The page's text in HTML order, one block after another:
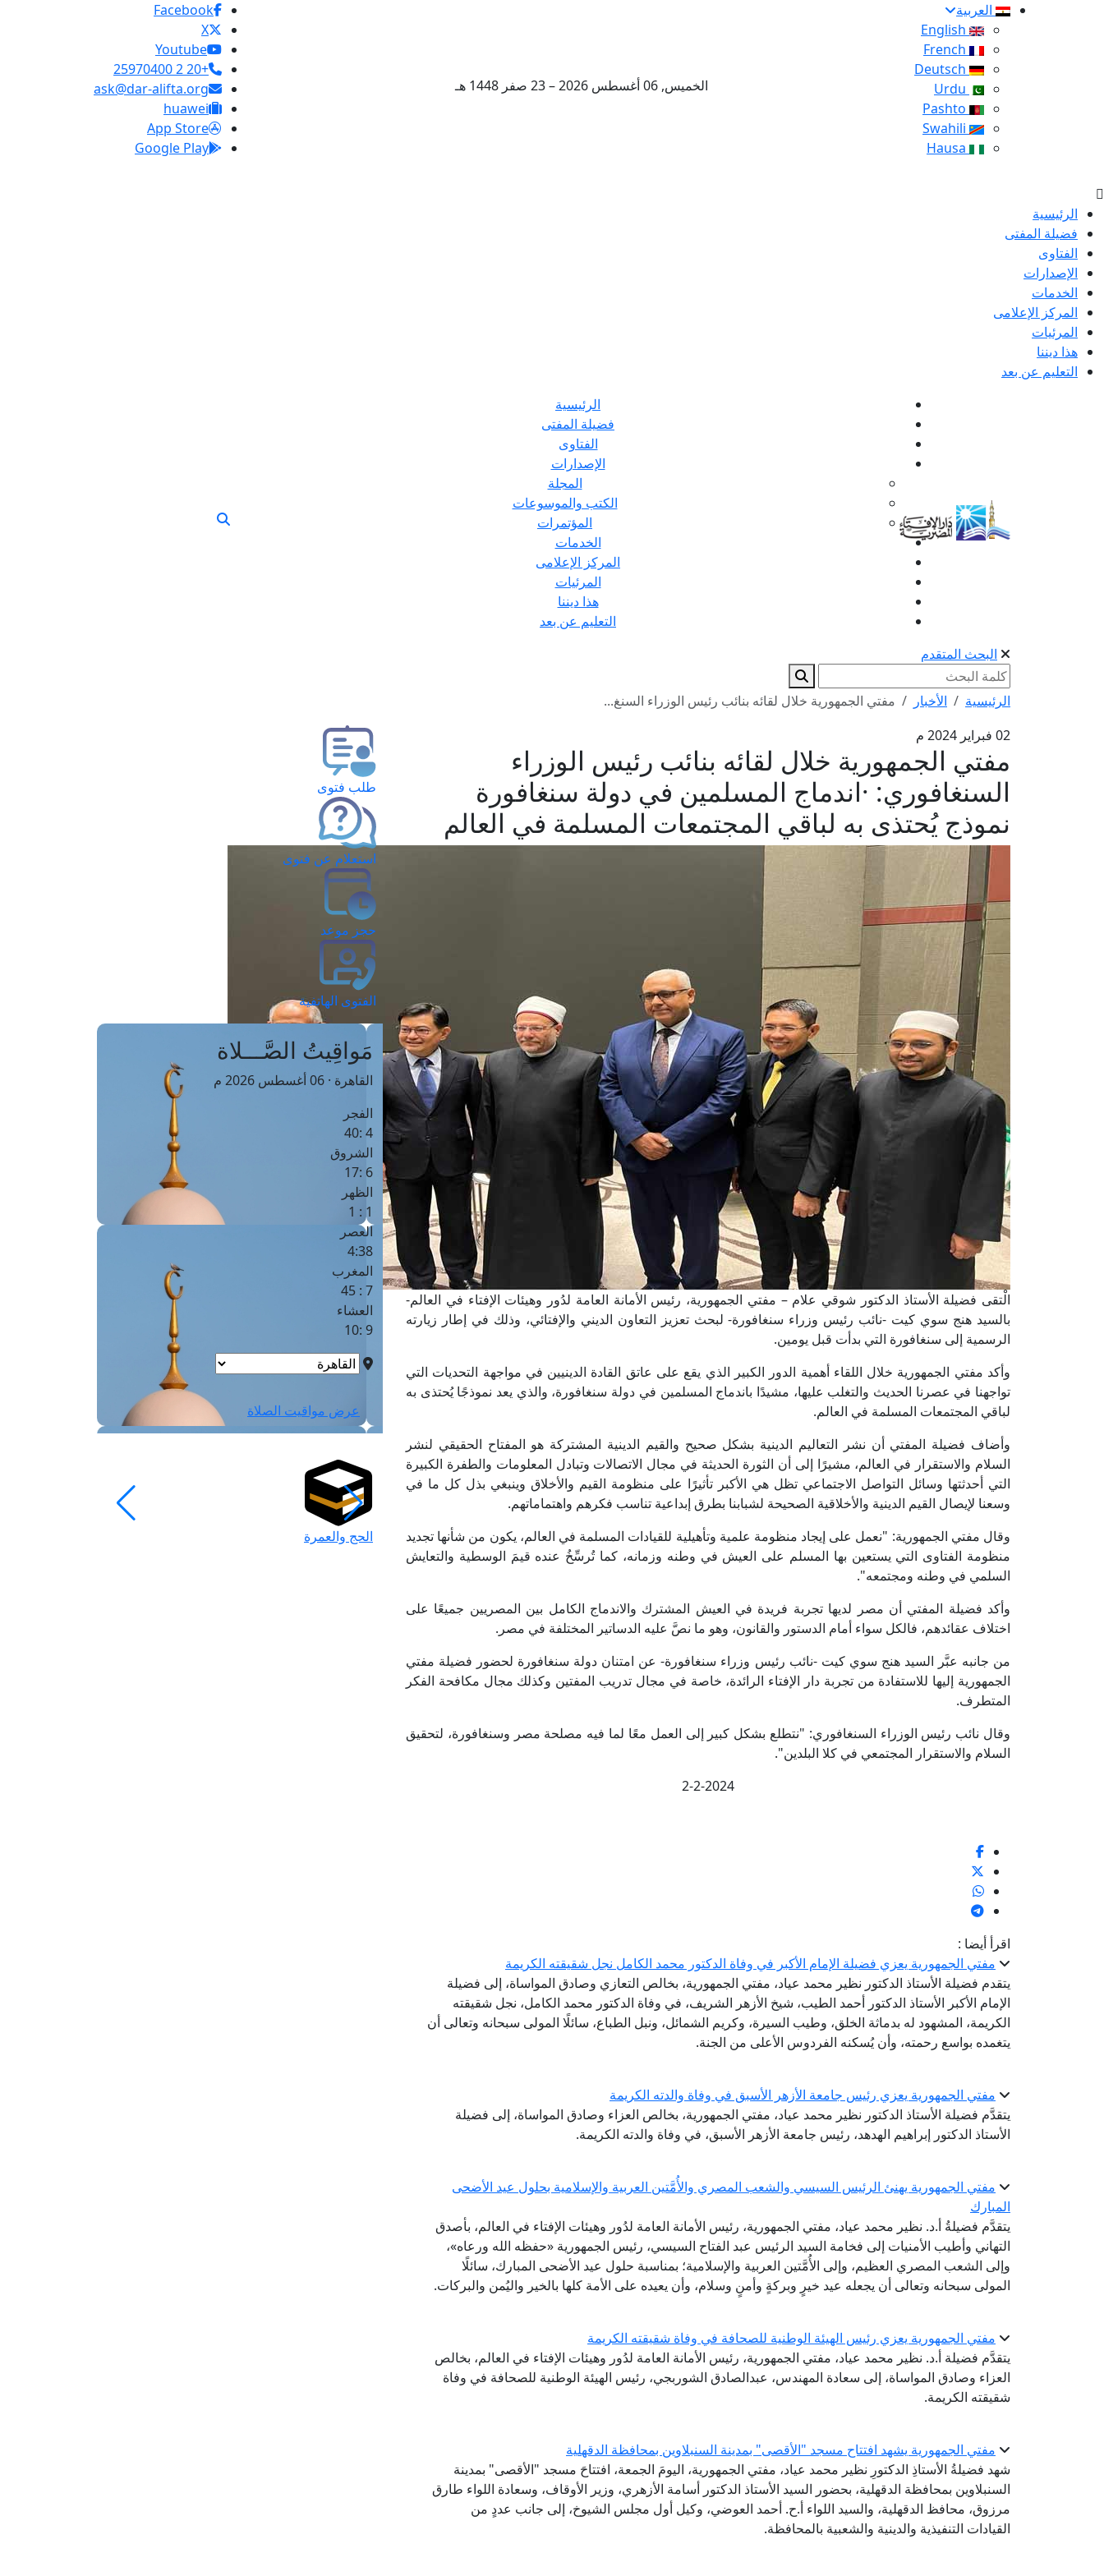
العربية
الخميس, 06 أغسطس 2026 – 23 صفر 1448 هـ
Facebook
X
Youtube
+20 2 25970400
ask@dar-alifta.org
huawei
App Store
Google Play
الرئيسية
فضيلة المفتى
الفتاوى
الإصدارات
الخدمات
المركز الإعلامى
المرئيات
هذا ديننا
التعليم عن بعد
الرئيسية
فضيلة المفتى
الفتاوى
الإصدارات
المجلة
الكتب والموسوعات
المؤتمرات
الخدمات
المركز الإعلامى
المرئيات
هذا ديننا
التعليم عن بعد
البحث المتقدم
الرئيسية الأخبار
مفتي الجمهورية خلال لقائه بنائب رئيس الوزراء السنغ...
02 فبراير 2024 م
مفتي الجمهورية خلال لقائه بنائب رئيس الوزراء
السنغافوري: ·اندماج المسلمين في دولة سنغافورة
نموذج يُحتذى به لباقي المجتمعات المسلمة في العالم
الْتقى فضيلة الأستاذ الدكتور شوقي علام – مفتي الجمهورية، رئيس الأمانة العامة لدُور وهيئات الإفتاء في العالم-
بالسيد هنج ﺳﻮي ﻛﻴﺖ -ﻧﺎﺋﺐ رئيس وزراء ﺳﻨﻐﺎﻓﻮرة- لبحث تعزيز التعاون الديني والإفتائي، وذلك في إطار زيارته
الرسمية إلى سنغافورة التي بدأت قبل يومين.
وأكد مفتي الجمهورية خلال اللقاء أهمية الدور الكبير الذي يقع على عاتق القادة الدينيين في مواجهة التحديات التي
تواجهنا في عصرنا الحديث والتغلب عليها، مشيدًا باندماج المسلمين في دولة سنغافورة، والذي يعد نموذجًا يُحتذى به
لباقي المجتمعات المسلمة في العالم.
وأضاف فضيلة المفتي أن نشر التعاليم الدينية بشكل صحيح والقيم الدينية المشتركة هو المفتاح الحقيقي لنشر
السلام والاستقرار في العالم، مشيرًا إلى أن الثورة الحديثة في مجال الاتصالات وتبادل المعلومات والطفرة الكبيرة
التي أحدثتها وسائل التواصل الاجتماعي تظل هي الأكبر تأثيرًا على منظومة القيم والأخلاق وينبغي بذل كل ما في
وسعنا لإيصال القيم الدينية والأخلاقية الصحيحة لشبابنا بطرق إبداعية تناسب فكرهم واهتماماتهم.
وقال مفتي الجمهورية: "نعمل على إيجاد منظومة علمية وتأهيلية للقيادات المسلمة في العالم، يكون من شأنها تجديد
منظومة الفتاوى التي يستعين بها المسلم على العيش في وطنه وزمانه، كما تُرسِّخُ عنده قيمَ الوسطية والتعايش
السلمي في وطنه ومجتمعه".
وأكد فضيلة المفتي أن مصر لديها تجربة فريدة في العيش المشترك والاندماج الكامل بين المصريين جميعًا على
اختلاف عقائدهم، فالكل سواء أمام الدستور والقانون، وهو ما نصَّ عليه الدساتير المختلفة في مصر.
من جانبه عبَّر السيد هنج ﺳﻮي ﻛﻴﺖ -ﻧﺎﺋﺐ رئيس وزراء ﺳﻨﻐﺎﻓﻮرة- عن امتنان دولة سنغافورة لحضور فضيلة مفتي
الجمهورية إليها للاستفادة من تجربة دار الإفتاء الرائدة، خاصة في مجال تدريب المفتين وكذلك مجال مكافحة الفكر
المتطرف.
وقال نائب رئيس الوزراء السنغافوري: "نتطلع بشكل كبير إلى العمل معًا لما فيه مصلحة مصر وسنغافورة، لتحقيق
السلام والاستقرار المجتمعي في كلا البلدين".
2-2-2024
اقرأ أيضا :
مفتي الجمهورية يعزي فضيلة الإمام الأكبر في وفاة الدكتور محمد الكامل نجل شقيقته الكريمة
يتقدم فضيلة الأستاذ الدكتور نظير محمد عياد، مفتي الجمهورية، بخالص التعازي وصادق المواساة، إلى فضيلة
الإمام الأكبر الأستاذ الدكتور أحمد الطيب، شيخ الأزهر الشريف، في وفاة الدكتور محمد الكامل، نجل شقيقته
الكريمة، المشهود له بدماثة الخلق، وطيب السيرة، وكريم الشمائل، ونبل الطباع، سائلًا المولى سبحانه وتعالى أن
يتغمده بواسع رحمته، وأن يُسكنه الفردوس الأعلى من الجنة.
مفتي الجمهورية يعزي رئيس جامعة الأزهر الأسبق في وفاة والدته الكريمة
يتقدَّم فضيلة الأستاذ الدكتور نظير محمد عياد، مفتي الجمهورية، بخالص العزاء وصادق المواساة، إلى فضيلة
الأستاذ الدكتور إبراهيم الهدهد، رئيس جامعة الأزهر الأسبق، في وفاة والدته الكريمة.
مفتي الجمهورية يهنئ الرئيس السيسي والشعب المصري والأُمَّتين العربية والإسلامية بحلول عيد الأضحى
المبارك
يتقدَّم فضيلةُ أ.د. نظير محمد عياد، مفتي الجمهورية، رئيس الأمانة العامة لدُور وهيئات الإفتاء في العالم، بأصدق
التهاني وأطيب الأمنيات إلى فخامة السيد الرئيس عبد الفتاح السيسي، رئيس الجمهورية «حفظه الله ورعاه»،
وإلى الشعب المصري العظيم، وإلى الأُمَّتين العربية والإسلامية؛ بمناسبة حلول عيد الأضحى المبارك، سائلًا
المولى سبحانه وتعالى أن يجعله عيد خيرٍ وبركةٍ وأمنٍ وسلام، وأن يعيده على الأمة كلها بالخير واليُمن والبركات.
مفتي الجمهورية يعزي رئيس الهيئة الوطنية للصحافة في وفاة شقيقته الكريمة
يتقدَّم فضيلة أ.د. نظير محمد عياد، مفتي الجمهورية، رئيس الأمانة العامة لدُور وهيئات الإفتاء في العالم، بخالص
العزاء وصادق المواساة، إلى سعادة المهندس، عبدالصادق الشوربجي، رئيس الهيئة الوطنية للصحافة في وفاة
شقيقته الكريمة.
مفتي الجمهورية يشهد افتتاح مسجد "الأقصى" بمدينة السنبلاوين بمحافظة الدقهلية
شهد فضيلةُ الأستاذِ الدكتورِ نظير محمد عياد، مفتي الجمهورية، اليومَ الجمعة، افتتاحَ مسجد "الأقصى" بمدينة
السنبلاوين بمحافظة الدقهلية، بحضور السيد الأستاذ الدكتور أسامة الأزهري، وزير الأوقاف، وسعادة اللواء طارق
مرزوق، محافظ الدقهلية، والسيد اللواء أ.ح. أحمد العوضي، وكيل أول مجلس الشيوخ، إلى جانب عددٍ من
القيادات التنفيذية والدينية والشعبية بالمحافظة.
طلب فتوى
استعلام عن فتوى
حجز موعد
الفتوى الهاتفية
مَواقِيتُ الصَّـــلاة
القاهرة · 06 أغسطس 2026 م
الفجر
4 :40
الشروق
6 :17
الظهر
1 : 1
العصر
4:38
المغرب
7 : 45
العشاء
9 :10
عرض مواقيت الصلاة
الحج والعمرة